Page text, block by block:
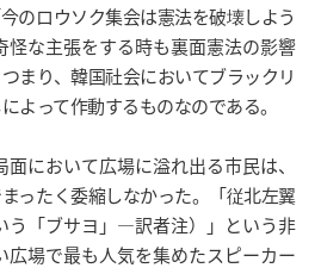
のロウソク集会は憲法を破壊しよう
怪な主張をする時も裏面憲法の影響
まり、韓国社会においてブラックリ
よって作動するものなのである。
において広場に溢れ出る市民は、
ったく委縮しなかった。「従北左翼
う「ブサヨ」―訳者注）」という非
場で最も人気を集めたスピーカー